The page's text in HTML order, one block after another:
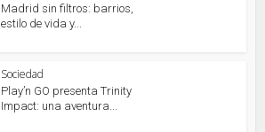
Madrid sin filtros: barrios,
estilo de vida y...
Sociedad
Play’n GO presenta Trinity
Impact: una aventura...